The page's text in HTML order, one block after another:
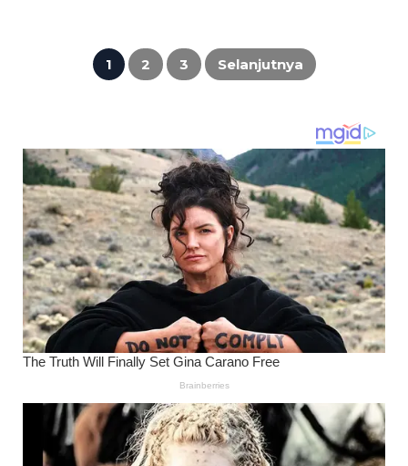
Paginasi
1 2 3 Selanjutnya